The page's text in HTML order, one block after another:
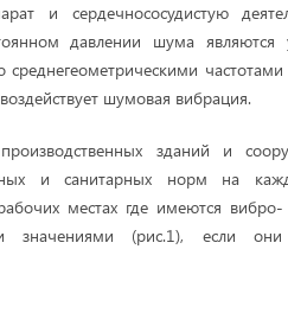
и сердечнососудистую
давлении шума являются
шумовая вибрация.
зданий и
и санитарных норм на
местах где имеются
значениями (рис.1), если